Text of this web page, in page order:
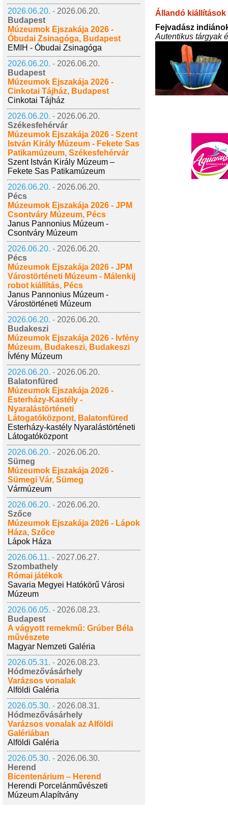
2026.06.20. - 2026.06.20.
Budapest
Múzeumok Éjszakája 2026 -
Óbudai Zsinagóga, Budapest
EMIH - Óbudai Zsinagóga
2026.06.20. - 2026.06.20.
Budapest
Múzeumok Éjszakája 2026 -
Cinkotai Tájház, Budapest
Cinkotai Tájház
2026.06.20. - 2026.06.20.
Székesfehérvár
Múzeumok Éjszakája 2026 - Szent
István Király Múzeum - Fekete Sas
Patikamúzeum, Székesfehérvár
Szent István Király Múzeum –
Fekete Sas Patikamúzeum
2026.06.20. - 2026.06.20.
Pécs
Múzeumok Éjszakája 2026 - JPM
Csontváry Múzeum, Pécs
Janus Pannonius Múzeum -
Csontváry Múzeum
2026.06.20. - 2026.06.20.
Pécs
Múzeumok Éjszakája 2026 - JPM
Várostörténeti Múzeum - Málenkij
robot kiállítás, Pécs
Janus Pannonius Múzeum -
Várostörténeti Múzeum
2026.06.20. - 2026.06.20.
Budakeszi
Múzeumok Éjszakája 2026 - Ívfény
Múzeum, Budakeszi, Budakeszi
Ívfény Múzeum
2026.06.20. - 2026.06.20.
Balatonfüred
Múzeumok Éjszakája 2026 -
Esterházy-Kastély -
Nyaralástörténeti
Látogatóközpont, Balatonfüred
Esterházy-kastély Nyaralástörténeti
Látogatóközpont
2026.06.20. - 2026.06.20.
Sümeg
Múzeumok Éjszakája 2026 -
Sümegi Vár, Sümeg
Vármúzeum
2026.06.20. - 2026.06.20.
Szőce
Múzeumok Éjszakája 2026 - Lápok
Háza, Szőce
Lápok Háza
2026.06.11. - 2027.06.27.
Szombathely
Római játékok
Savaria Megyei Hatókörű Városi
Múzeum
2026.06.05. - 2026.08.23.
Budapest
A vágyott remekmű: Grúber Béla
művészete
Magyar Nemzeti Galéria
2026.05.31. - 2026.08.23.
Hódmezővásárhely
Varázsos vonalak
Alföldi Galéria
2026.05.30. - 2026.08.31.
Hódmezővásárhely
Varázsos vonalak az Alföldi
Galériában
Alföldi Galéria
2026.05.30. - 2026.06.30.
Herend
Bicentenárium – Herend
Herendi Porcelánművészeti
Múzeum Alapítvány
Állandó kiállítások
Fejvadász
Autentikus tárgyak